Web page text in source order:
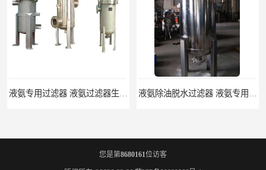
液氨专用过滤器 液氨过滤器生产厂家 液氨除油脱水过滤器 液氨专用过滤器
您是第8680161位访客